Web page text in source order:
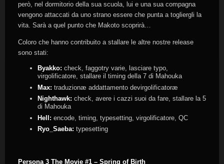
però, nel dormitorio della sua scuola, lui e una sua compagna
vengono attaccati da uno strano essere che punta a togliergli la
vita. Sarà a quel punto che Makoto scoprirà…
Coloro che hanno contribuito a stallare le altre nostre release
sono stati:
Byakko: check, faggotry varie, lasciare typo,
virgolificatore, stallare il timing della 7 di Mahouka
Max: traduzionæ addattamento devirgolificatoræ
Nighthawk: check, avere i cazzi suoi da fare, stallare la 5
di Mahouka
Hell: encode, timing, typesetting, virgolificatore, QC
Ryo_Saeba: typesetting
Persona 3 The Movie #1 – Spring of Birth